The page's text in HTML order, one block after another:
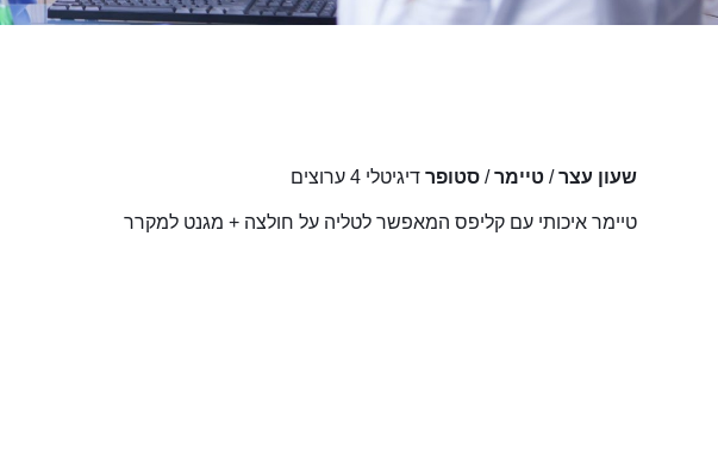
שעון עצר/ טיימר/ סטופר דיגיטלי 4 ערוצים
טיימר איכותי עם קליפס המאפשר לטליה על חולצה + מגנט למקרר